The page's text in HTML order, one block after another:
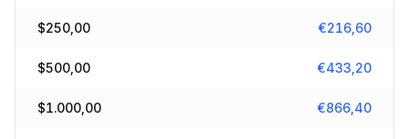
$250,00 €216,60
$500,00 €433,20
$1.000,00 €866,40